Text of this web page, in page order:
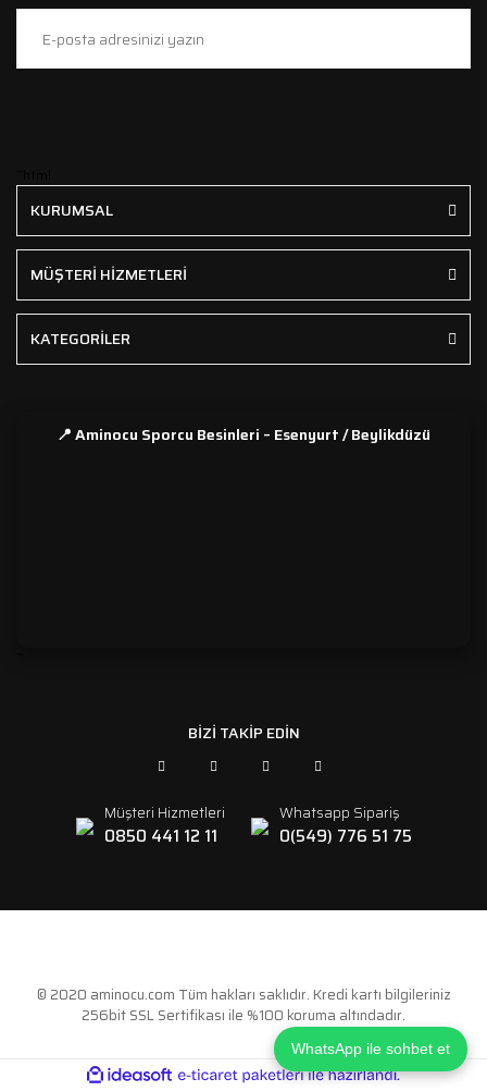
WhatsApp ile sohbet et
KURUMSAL
MÜŞTERİ HİZMETLERİ
KATEGORİLER
📍 Aminocu Sporcu Besinleri – Esenyurt / Beylikdüzü
BİZİ TAKİP EDİN
Müşteri Hizmetleri
0850 441 12 11
Whatsapp Sipariş
0(549) 776 51 75
© 2020 aminocu.com Tüm hakları saklıdır. Kredi kartı bilgileriniz
256bit SSL Sertifikası ile %100 koruma altındadır.
ideasoft
e-
ile